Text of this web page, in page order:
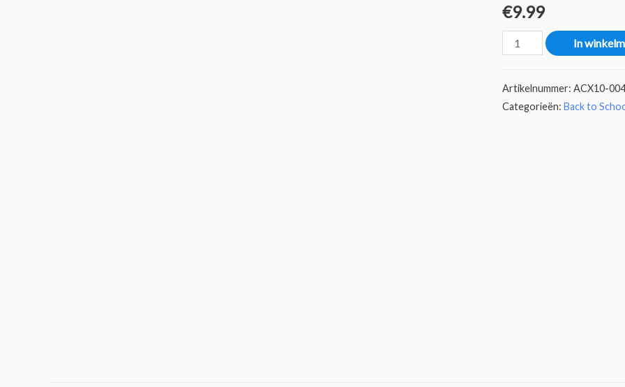
€9.99
In
Artikelnummer: ACX10-
Categorieën: Back to